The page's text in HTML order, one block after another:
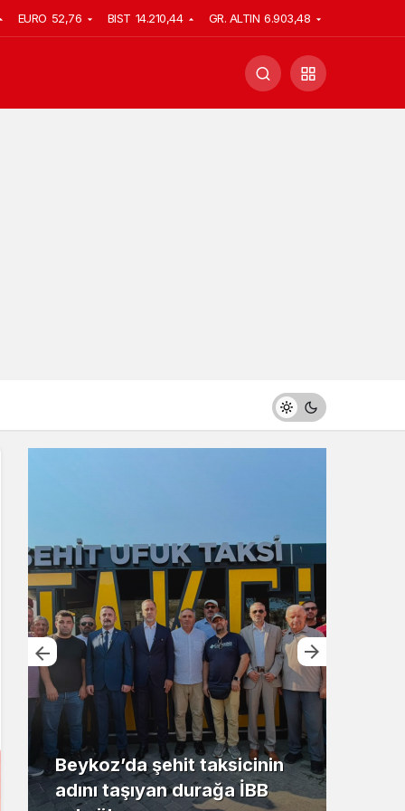
EURO 52,76 BIST 14.210,44 GR. ALTIN 6.903,48
Beykoz’da şehit taksicinin
adını taşıyan durağa İBB